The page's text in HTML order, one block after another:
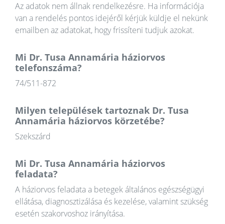
Az adatok nem állnak rendelkezésre. Ha információja
van a rendelés pontos idejéről kérjük küldje el nekünk
emailben az adatokat, hogy frissíteni tudjuk azokat.
Mi Dr. Tusa Annamária háziorvos
telefonszáma?
74/511-872
Milyen települések tartoznak Dr. Tusa
Annamária háziorvos körzetébe?
Szekszárd
Mi Dr. Tusa Annamária háziorvos
feladata?
A háziorvos feladata a betegek általános egészségügyi
ellátása, diagnosztizálása és kezelése, valamint szükség
esetén szakorvoshoz irányítása.